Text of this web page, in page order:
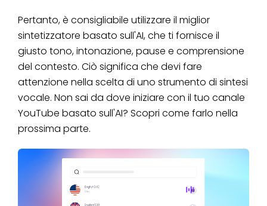
Pertanto, è consigliabile utilizzare il miglior
sintetizzatore basato sull'AI, che ti fornisce il
giusto tono, intonazione, pause e comprensione
del contesto. Ciò significa che devi fare
attenzione nella scelta di uno strumento di sintesi
vocale. Non sai da dove iniziare con il tuo canale
YouTube basato sull'AI? Scopri come farlo nella
prossima parte.